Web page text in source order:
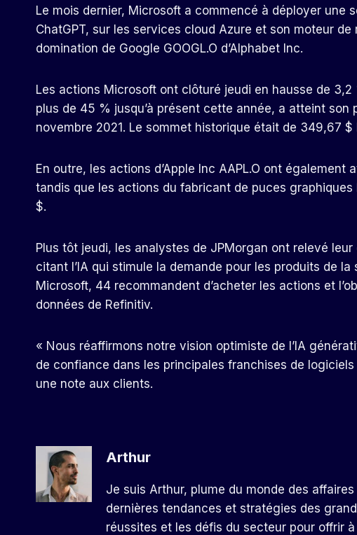
Le mois dernier, Microsoft a commencé à déployer une
ChatGPT, sur les services cloud Azure et son moteur
domination de Google GOOGL.O d’Alphabet Inc.
Les actions Microsoft ont clôturé jeudi en hausse de
plus de 45 % jusqu’à présent cette année, a atteint son
novembre 2021. Le sommet historique était de 349,67 $
En outre, les actions d’Apple Inc AAPL.O ont
tandis que les actions du fabricant de puces
$.
Plus tôt jeudi, les analystes de JPMorgan ont relevé
citant l’IA qui stimule la demande pour les produits de
Microsoft, 44 recommandent d’acheter les actions et
données de Refinitiv.
« Nous réaffirmons notre vision optimiste de l’IA
de confiance dans les principales franchises de
une note aux clients.
Arthur
Je suis Arthur, plume du monde des
dernières tendances et stratégies des
réussites et les défis du secteur pour offrir